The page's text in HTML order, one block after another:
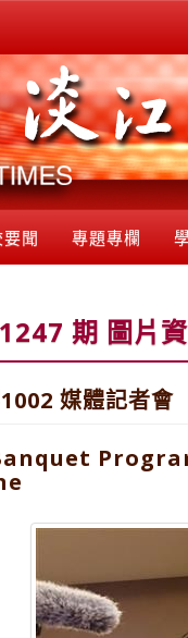
聞 專題專欄
期 圖片
媒體記者會